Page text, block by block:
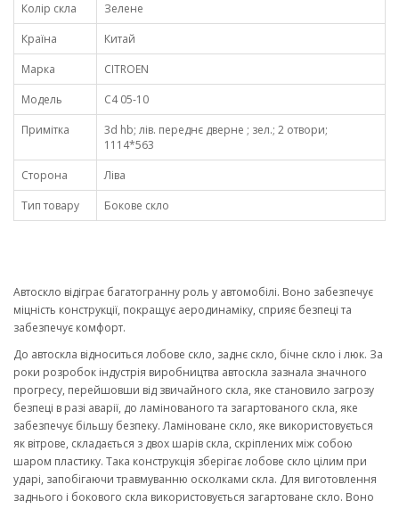
Колір скла
Зелене
Країна
Китай
Марка
CITROEN
Модель
C4 05-10
Примітка
3d hb; лів. переднє дверне ; зел.; 2 отвори;
1114*563
Сторона
Ліва
Тип товару
Бокове скло
Автоскло відіграє багатогранну роль у автомобілі. Воно забезпечує
міцність конструкції, покращує аеродинаміку, сприяє безпеці та
забезпечує комфорт.
До автоскла відноситься лобове скло, заднє скло, бічне скло і люк. За
роки розробок індустрія виробництва автоскла зазнала значного
прогресу, перейшовши від звичайного скла, яке становило загрозу
безпеці в разі аварії, до ламінованого та загартованого скла, яке
забезпечує більшу безпеку. Ламіноване скло, яке використовується
як вітрове, складається з двох шарів скла, скріплених між собою
шаром пластику. Така конструкція зберігає лобове скло цілим при
ударі, запобігаючи травмуванню осколками скла. Для виготовлення
заднього і бокового скла використовується загартоване скло. Воно